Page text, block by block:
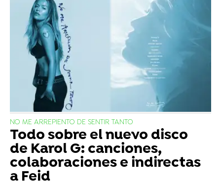
NO ME ARREPIENTO DE SENTIR TANTO
Todo sobre el nuevo disco
de Karol G: canciones,
colaboraciones e indirectas
a Feid